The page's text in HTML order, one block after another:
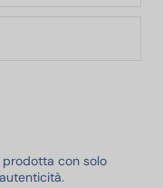
con solo